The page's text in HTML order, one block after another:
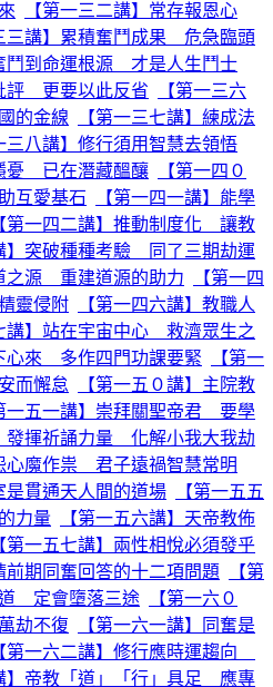
【第一三二講】常存報恩心
三講】累積奮鬥成果 危急臨頭
鬥到命運根源 才是人生鬥士
評 更要以此反省
【第一三六
的金線
【第一三七講】練成法
三八講】修行須用智慧去領悟
憂 已在潛藏醞釀
【第一四０
互愛基石
【第一四一講】能學
第一四二講】推動制度化 讓教
】突破種種考驗 同了三期劫運
之源 重建道源的助力
【第一四
靈侵附
【第一四六講】教職人
講】站在宇宙中心 救濟眾生之
心來 多作四門功課要緊
【第一
而懈怠
【第一五０講】主院教
一五一講】崇拜關聖帝君 要學
發揮祈誦力量 化解小我大我劫
心魔作祟 君子遠禍智慧常明
是貫通天人間的道場
【第一五五
力量
【第一五六講】天帝教佈
第一五七講】兩性相悅必須發乎
前期同奮回答的十二項問題
【第
定會墮落三途
【第一六０
劫不復
【第一六一講】同奮是
第一六二講】修行應時運趨向
】帝教「道」「行」具足 應專